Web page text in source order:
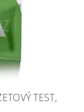
TEST,